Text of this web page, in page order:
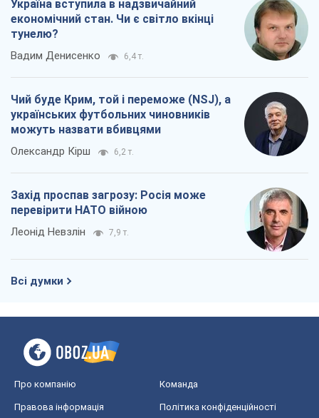
Україна вступила в надзвичайний
економічний стан. Чи є світло вкінці
тунелю?
Вадим Денисенко 6,4 т.
Чий буде Крим, той і переможе (NSJ), а
українських футбольних чиновників
можуть назвати вбивцями
Олександр Кірш 6,2 т.
Захід проспав загрозу: Росія може
перевірити НАТО війною
Леонід Невзлін 7,9 т.
Всі думки
Про компанію Команда
Правова інформація Політика конфіденційності